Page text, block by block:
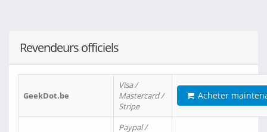
Revendeurs officiels
GeekDot.be
Visa /
Mastercard /
Stripe
Acheter
Paypal /